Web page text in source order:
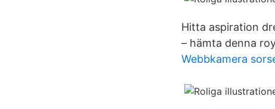
Hitta aspiration
– hämta denna
Webbkamera